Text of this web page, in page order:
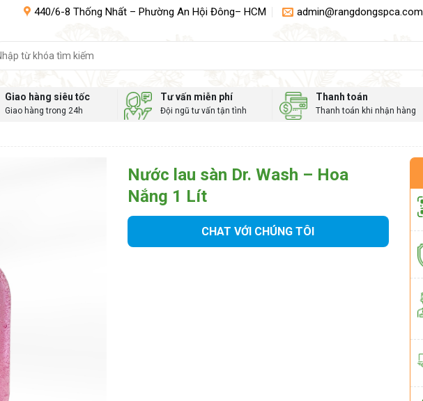
440/6-8 Thống Nhất – Phường An Hội Đông– HCM admin@rangdongspca.com
Giao hàng siêu tốc
Giao hàng trong 24h
Tư vấn miễn phí
Đội ngũ tư vấn tận tình
Thanh toán
Thanh toán khi nhận hàng
Nước lau sàn Dr. Wash – Hoa
Nắng 1 Lít
CHAT VỚI CHÚNG TÔI